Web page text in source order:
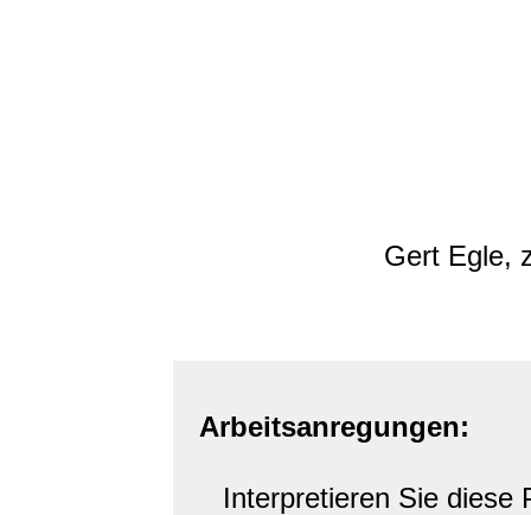
Gert Egle,
Arbeitsanregungen:
Interpretieren Sie diese